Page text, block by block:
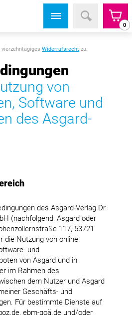
0
vierzehntägigesWiderrufsrecht zu.
von
Software und
des Asgard-
des Asgard-Verlag Dr.
(nachfolgend: Asgard oder
117, 53721
die Nutzung von online
und
von Asgard und in
im Rahmen des
dem Nutzer und Asgard
Geschäfts- und
Für bestimmte Dienste auf
ebm-goä.de und/oder